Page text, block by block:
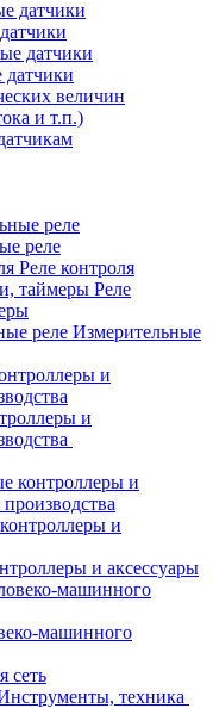
датчики
величин
и т.п.)
реле
Реле контроля
Реле
Измерительные
и
контроллеры и
и аксессуары
машинного
сеть
техника